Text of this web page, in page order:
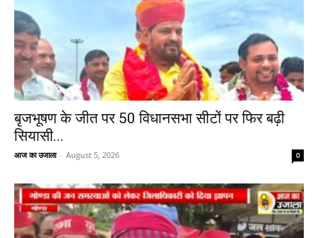
बृजभूषण के जीत पर 50 विधानसभा सीटों पर फिर बढ़ी
सियासी...
आज का उजाला - August 5, 2026 0